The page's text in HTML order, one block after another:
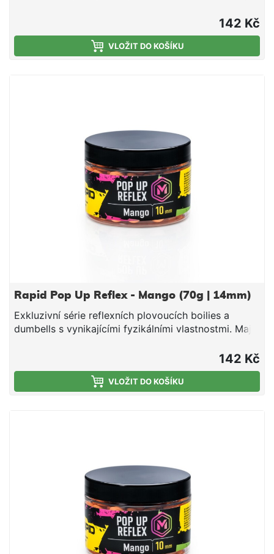
vzplývavostí předčí většinu standardních Pop Up na
trhu. Ve vodě vydrží několik dní bez změny barvy
nebo ztráty vzplývavosti. Jsou vyrobeny na výrobní
na trhu, které jednotlivé značky nakupují v
neutrálních verzích a následně je povrchově
aromatizují a balí do prodejních obalů).
142 Kč
VLOŽIT DO KOŠÍKU
Rapid Pop Up Reflex - Mango (70g | 14mm)
Exkluzivní série reflexních plovoucích boilies a
dumbells s vynikajícími fyzikálními vlastnostmi. Mají
vzplývavostí předčí většinu standardních Pop Up na
trhu. Ve vodě vydrží několik dní bez změny barvy
nebo ztráty vzplývavosti. Jsou vyrobeny na výrobní
na trhu, které jednotlivé značky nakupují v
neutrálních verzích a následně je povrchově
aromatizují a balí do prodejních obalů).
142 Kč
VLOŽIT DO KOŠÍKU